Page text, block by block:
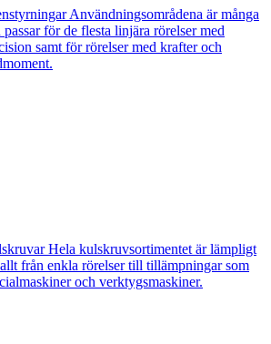
Användningsområdena är många
passar för de flesta linjära rörelser med
samt för rörelser med krafter och
Hela kulskruvsortimentet är lämpligt
från enkla rörelser till tillämpningar som
och verktygsmaskiner.